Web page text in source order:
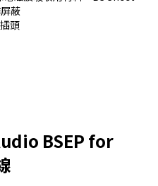
蔽
頭
BSEP for